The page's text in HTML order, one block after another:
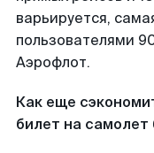
варьируется,
пользователями
Аэрофлот.
Как еще
билет на самолет